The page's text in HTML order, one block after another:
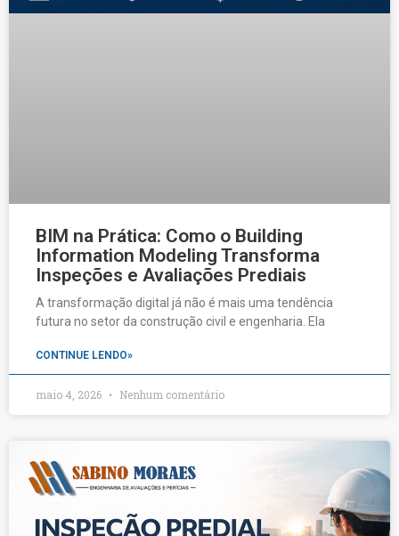
BIM na Prática: Como o Building
Information Modeling Transforma
Inspeções e Avaliações Prediais
A transformação digital já não é mais uma tendência
futura no setor da construção civil e engenharia. Ela
CONTINUE LENDO»
maio 4, 2026 Nenhum comentário